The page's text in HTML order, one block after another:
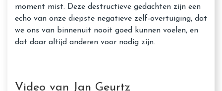
moment mist. Deze destructieve gedachten zijn een
echo van onze diepste negatieve zelf-overtuiging, dat
we ons van binnenuit nooit goed kunnen voelen, en
dat daar altijd anderen voor nodig zijn.
Video van Jan Geurtz